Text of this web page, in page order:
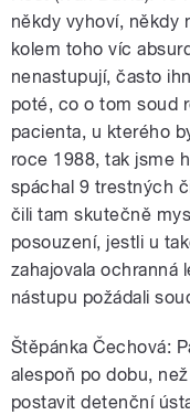
někdy vyhoví, někdy
kolem toho víc
nenastupují, často
poté, co o tom soud
pacienta, u kterého
roce 1988, tak jsme
spáchal 9 trestných
čili tam skutečně
posouzení, jestli u
zahajovala ochranná
nástupu požádali
Štěpánka Čechová:
alespoň po dobu,
postavit detenční